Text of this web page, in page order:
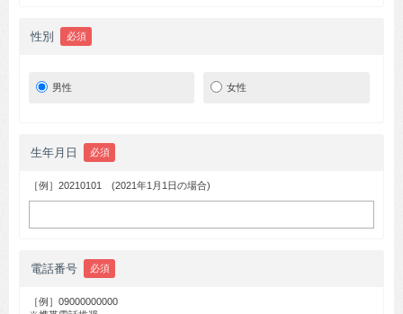
性別 必須
男性 女性
生年月日 必須
［例］20210101 (2021年1月1日の場合)
電話番号 必須
［例］09000000000